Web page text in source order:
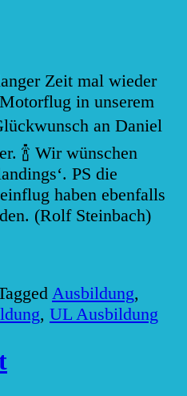
Zeit mal wieder
in unserem
an Daniel
🍾 Wir wünschen
PS die
haben ebenfalls
(Rolf Steinbach)
Ausbildung,
, UL Ausbildung